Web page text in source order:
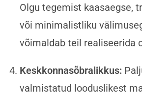
Olgu tegemist kaasaegse,
või minimalistliku
võimaldab teil realiseerida
Keskkonnasõbralikkus:
valmistatud looduslikest